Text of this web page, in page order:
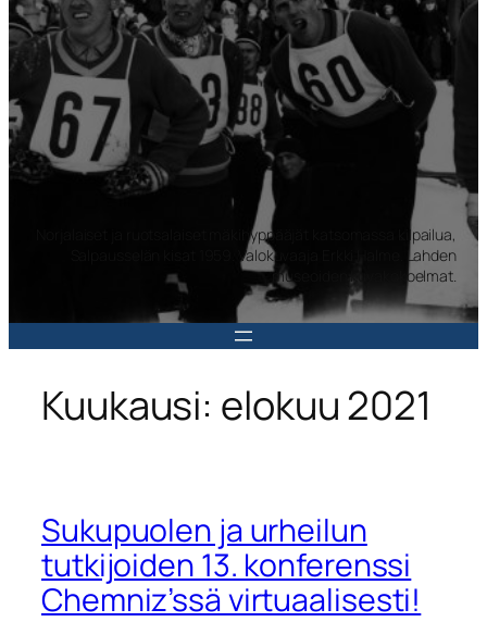
Norjalaiset ja ruotsalaiset mäkihyppääjät katsomassa kilpailua,
Salpausselän kisat 1959. Valokuvaaja Erkki Halme. Lahden
museoiden kuvakokoelmat.
Kuukausi: elokuu 2021
Sukupuolen ja urheilun
tutkijoiden 13. konferenssi
Chemniz’ssä virtuaalisesti!